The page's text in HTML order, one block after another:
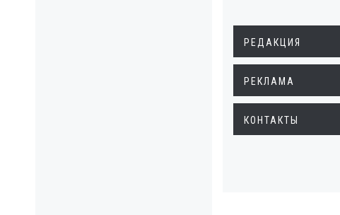
РЕДАКЦИЯ
РЕКЛАМА
КОНТАКТЫ